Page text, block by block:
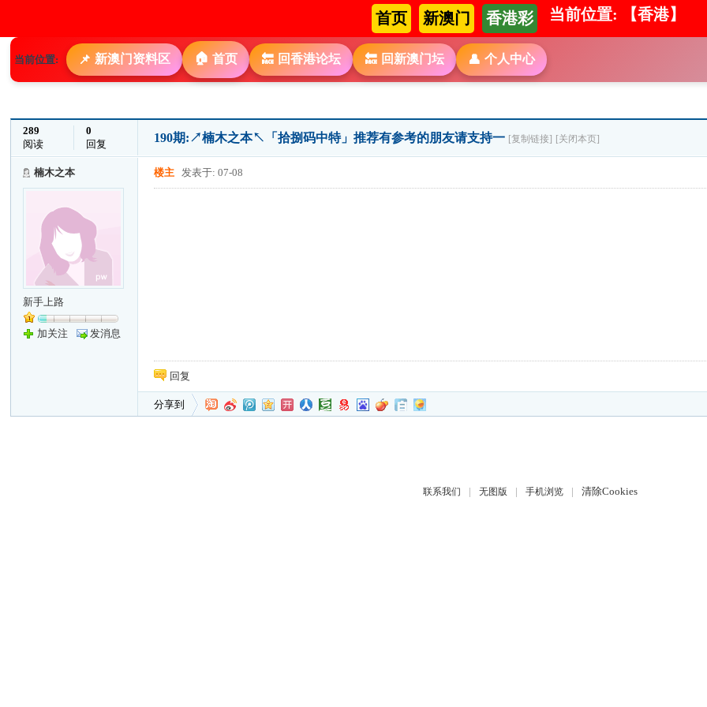
首页 新澳门 香港彩 当前位置: 【香港】
当前位置: 📌 新澳门资料区 🏠 首页 🔙 回香港论坛 🔙 回新澳门坛 👤 个人中心
289
阅读
0
回复
190期:↗楠木之本↖「拾捌码中特」推荐有参考的朋友请支持一 [复制链接] [关闭本页]
楠木之本
新手上路
加关注 发消息
楼主 发表于: 07-08
回复
分享到
联系我们 | 无图版 | 手机浏览 | 清除Cookies